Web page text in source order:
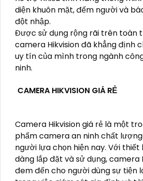
diện khuôn mặt, đếm người và
đột nhập.
Được sử dụng rộng rãi trên toàn
camera Hikvision đã khẳng định
uy tín của mình trong ngành
ninh.
CAMERA HIKVISION GIÁ RẺ
Camera Hikvision giá rẻ là một
phẩm camera an ninh chất
người lựa chọn hiện nay. Với thiết
dàng lắp đặt và sử dụng, camera
đem đến cho người dùng sự tiện